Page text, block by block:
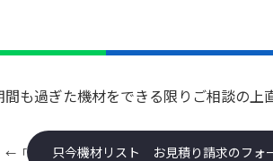
も過ぎた機材をできる限りご相談の上
←「 只今機材リスト お見積り請求のフォ